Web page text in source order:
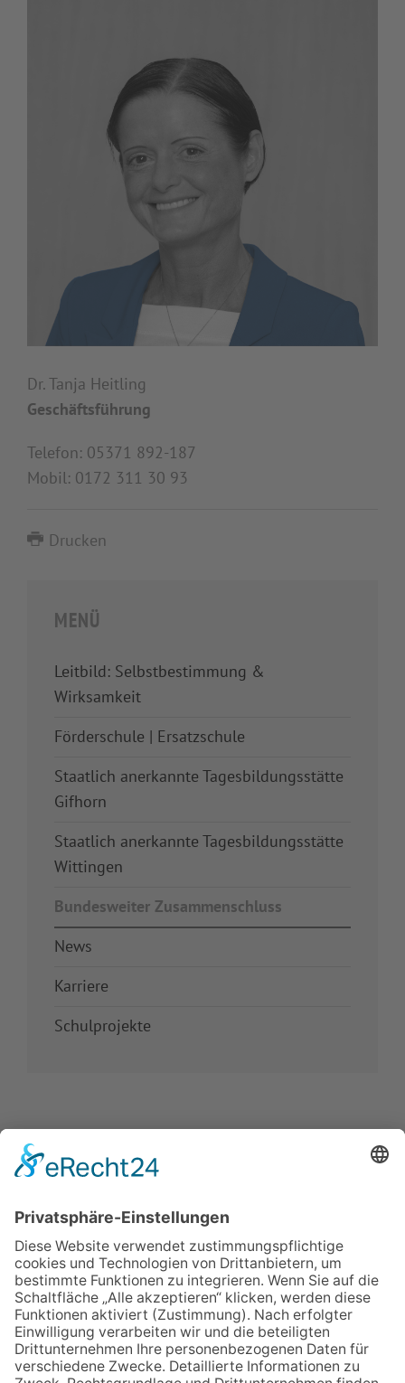
Dr. Tanja Heitling
Geschäftsführung
Telefon: 05371 892-187
Mobil: 0172 311 30 93
Drucken
MENÜ
Leitbild: Selbstbestimmung &
Wirksamkeit
Förderschule | Ersatzschule
Staatlich anerkannte Tagesbildungsstätte
Gifhorn
Staatlich anerkannte Tagesbildungsstätte
Wittingen
Bundesweiter Zusammenschluss
News
Karriere
Schulprojekte
IMPRESSUM
VERBRAUCHERSTREITBEILEGUNGSGESETZ
HINWEISGEBERSCHUTZGESETZ LINKS/PARTNER
KONTAKT VORLESE-FUNKTION: READSPEAKER
GOOD NEWS | ELTERNBRIEFE